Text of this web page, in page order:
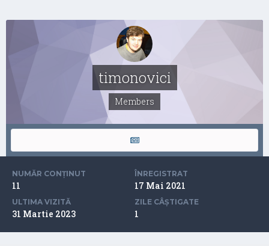
timonovici
Members
NUMĂR CONȚINUT
11
ÎNREGISTRAT
17 Mai 2021
ULTIMA VIZITĂ
31 Martie 2023
ZILE CÂȘTIGATE
1